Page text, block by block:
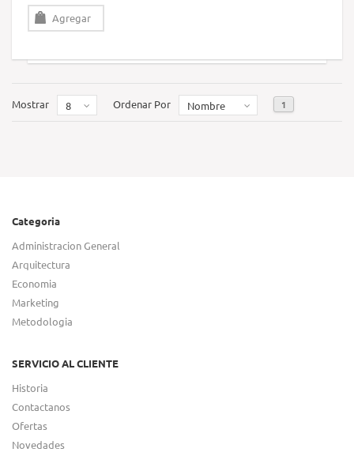
Agregar
Mostrar 8 Ordenar Por Nombre 1
Categoria
Administracion General
Arquitectura
Economia
Marketing
Metodologia
SERVICIO AL CLIENTE
Historia
Contactanos
Ofertas
Novedades